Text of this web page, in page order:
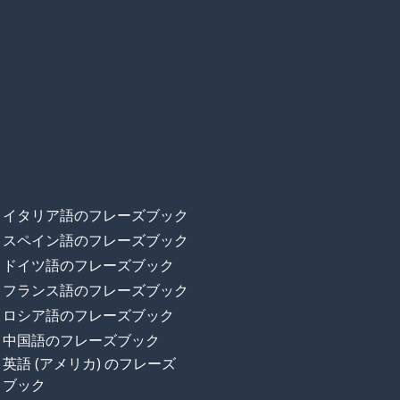
イタリア語のフレーズブック
スペイン語のフレーズブック
ドイツ語のフレーズブック
フランス語のフレーズブック
ロシア語のフレーズブック
中国語のフレーズブック
英語 (アメリカ) のフレーズ
ブック